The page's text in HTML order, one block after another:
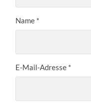
Name *
E-Mail-Adresse *